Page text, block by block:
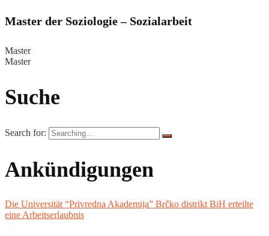
Master der Soziologie – Sozialarbeit
Master
Master
Suche
Search for:
Ankündigungen
Die Universität “Privredna Akademija” Brčko distrikt BiH erteilte
eine Arbeitserlaubnis